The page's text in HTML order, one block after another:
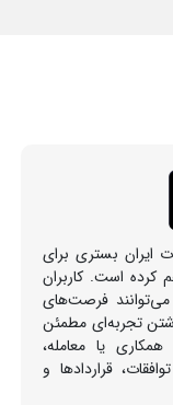
ایران بستری برای
کرده است. کاربران
فرصت‌های
تجربه‌ای مطمئن
یا معامله،
قراردادها و